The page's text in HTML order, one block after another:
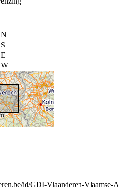
N
S
E
W
id/GDI-Vlaanderen-Vlaamse-